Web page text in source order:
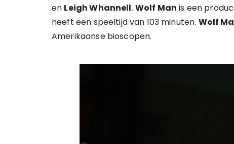
en Leigh Whannell. Wolf Man is een
heeft een speeltijd van 103 minuten. Wolf
Amerikaanse bioscopen.